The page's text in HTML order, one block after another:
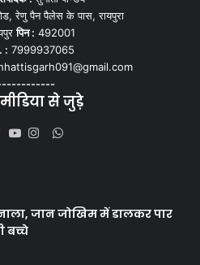
रेणु पैन पैलेस के पास, रायपुरा
पिन : 492001
: 7999937065
से जुड़े
WhatsApp
जान जोखिम में डालकर पार
बच्चे